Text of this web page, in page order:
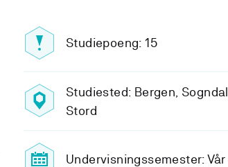
Studiepoeng: 15
Studiested: Bergen, Sogndal,
Stord
Undervisningssemester: Vår